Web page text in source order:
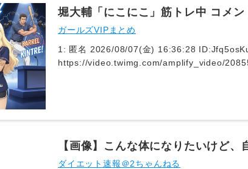
堀大輔「にこにこ」筋トレ中 コメ
ガールズVIPまとめ
1: 匿名 2026/08/07(金) 16:36:28
https://video.twimg.com/amplify_video/
tag=29video.twimg.comhttps://
【画像】こんな体になりたいけど、
ダイエット速報＠2ちゃんねる